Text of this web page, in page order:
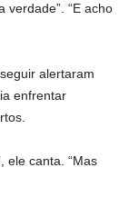
verdade”. “E acho
alertaram
enfrentar
ele canta. “Mas